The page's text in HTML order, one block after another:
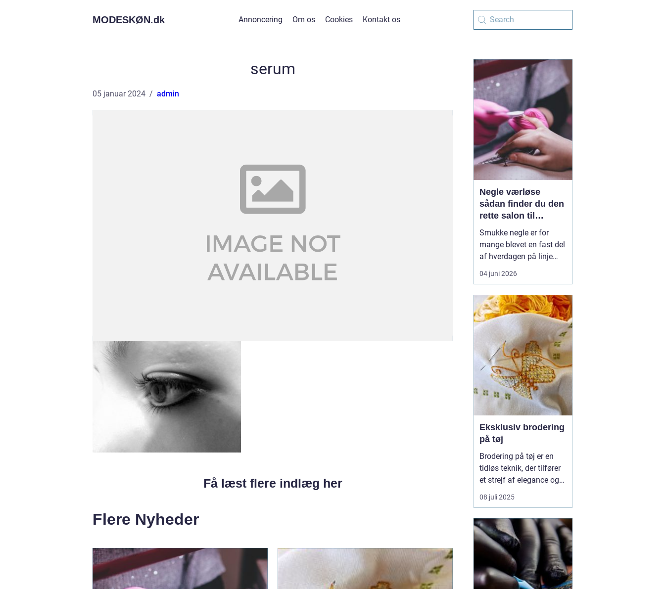
MODESKØN.dk Annoncering Om os Cookies Kontakt os
serum
05 januar 2024 admin
Få læst flere indlæg her
Flere Nyheder
Negle værløse
sådan finder du den
rette salon til
hverdagsvenlige
Smukke negle er for
mange blevet en fast del
af hverdagen på linje
med frisør og hudpleje.
Når man
det sjældent kun om
farve og design. De
fleste ønsker negle, der...
04 juni 2026
Eksklusiv brodering
på tøj
Brodering på tøj er en
tidløs teknik, der tilfører
et strejf af elegance og
individualitet til ethvert
stykke klæde. Denne
vej ind i både hverdags-
og erhvervslivet gennem
sin evne til a...
08 juli 2025